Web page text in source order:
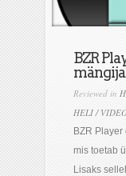
BZR
mängija
Reviewed in
HELI /
BZR
mis toetab
Lisaks